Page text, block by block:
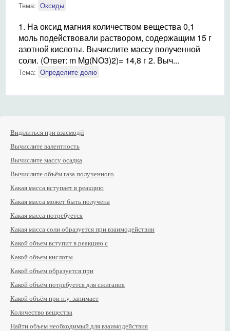
Тема: Оксиды
1. На оксид магния количеством вещества 0,1
моль подействовали раствором, содержащим 15 г
азотной кислоты. Вычислите массу полученной
соли. (Ответ: m Mg(NO3)2)= 14,8 г 2. Выч...
Тема: Определите долю
Виділиться при взаємодії
Вычислите валентность
Вычислите массу осадка
Вычислите объём газа полученного
Какая масса вступает в реакцию
Какая масса может быть получена
Какая масса потребуется
Какая масса соли образуется при взаимодействии
Какой объем вступит в реакцию с
Какой объем кислоты
Какой объем образуется при
Какой объём потребуется для сжигания
Какой объём при н.у. занимает
Количество вещества
Найти объем необходимый для взаимодействия